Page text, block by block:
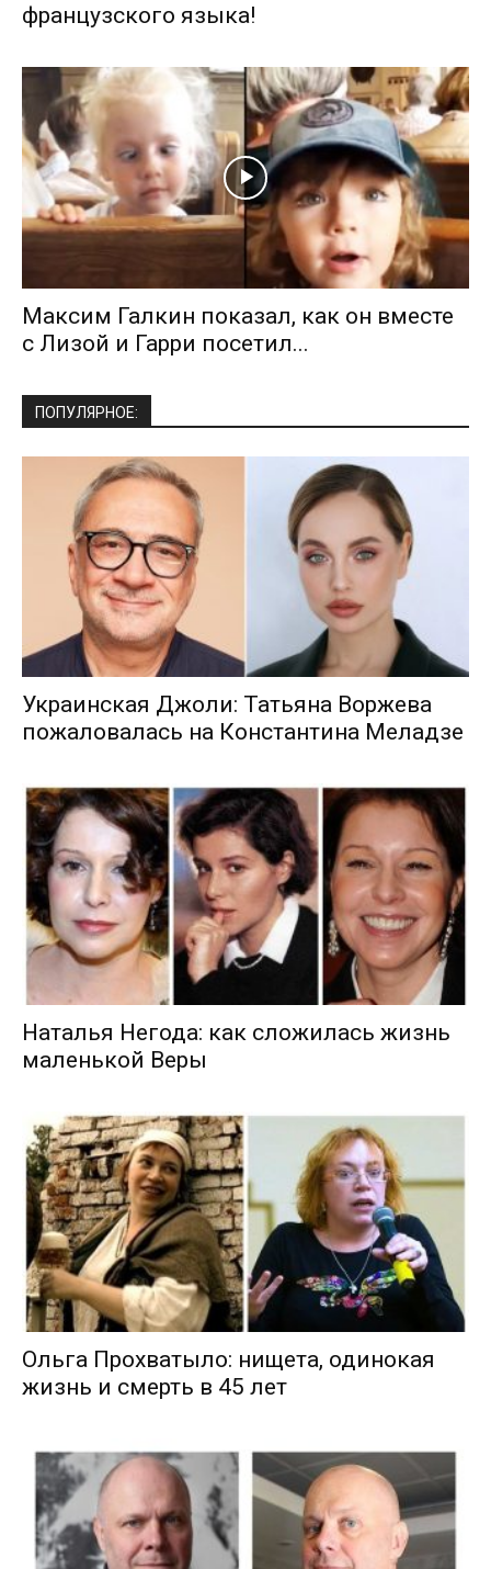
французского языка!
Максим Галкин показал, как он вместе
с Лизой и Гарри посетил...
ПОПУЛЯРНОЕ:
Украинская Джоли: Татьяна Воржева
пожаловалась на Константина Меладзе
Наталья Негода: как сложилась жизнь
маленькой Веры
Ольга Прохватыло: нищета, одинокая
жизнь и смерть в 45 лет